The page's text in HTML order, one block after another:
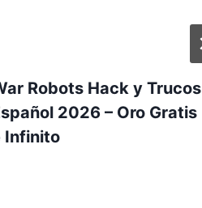
Robots ⁣Hack y Trucos
2026 – Oro Gratis
Infinito